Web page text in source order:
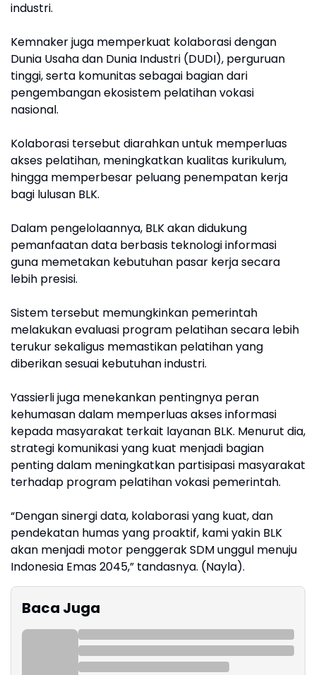
industri.
Kemnaker juga memperkuat kolaborasi dengan
Dunia Usaha dan Dunia Industri (DUDI), perguruan
tinggi, serta komunitas sebagai bagian dari
pengembangan ekosistem pelatihan vokasi
nasional.
Kolaborasi tersebut diarahkan untuk memperluas
akses pelatihan, meningkatkan kualitas kurikulum,
hingga memperbesar peluang penempatan kerja
bagi lulusan BLK.
Dalam pengelolaannya, BLK akan didukung
pemanfaatan data berbasis teknologi informasi
guna memetakan kebutuhan pasar kerja secara
lebih presisi.
Sistem tersebut memungkinkan pemerintah
melakukan evaluasi program pelatihan secara lebih
terukur sekaligus memastikan pelatihan yang
diberikan sesuai kebutuhan industri.
Yassierli juga menekankan pentingnya peran
kehumasan dalam memperluas akses informasi
kepada masyarakat terkait layanan BLK. Menurut dia,
strategi komunikasi yang kuat menjadi bagian
penting dalam meningkatkan partisipasi masyarakat
terhadap program pelatihan vokasi pemerintah.
“Dengan sinergi data, kolaborasi yang kuat, dan
pendekatan humas yang proaktif, kami yakin BLK
akan menjadi motor penggerak SDM unggul menuju
Indonesia Emas 2045,” tandasnya. (Nayla).
Baca Juga